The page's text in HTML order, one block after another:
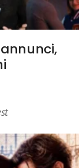
annunci,